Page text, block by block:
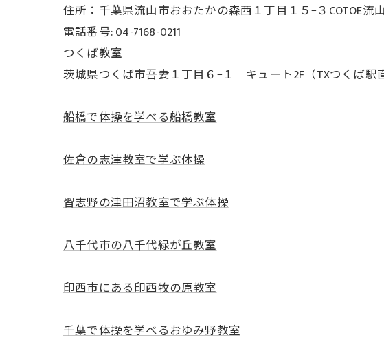
住所：千葉県流山市おおたかの森西１丁目１５−３COTOE流
電話番号: 04-7168-0211
つくば教室
茨城県つくば市吾妻１丁目６−１ キュート2F（TXつくば駅
船橋で体操を学べる船橋教室
佐倉の志津教室で学ぶ体操
習志野の津田沼教室で学ぶ体操
八千代市の八千代緑が丘教室
印西市にある印西牧の原教室
千葉で体操を学べるおゆみ野教室